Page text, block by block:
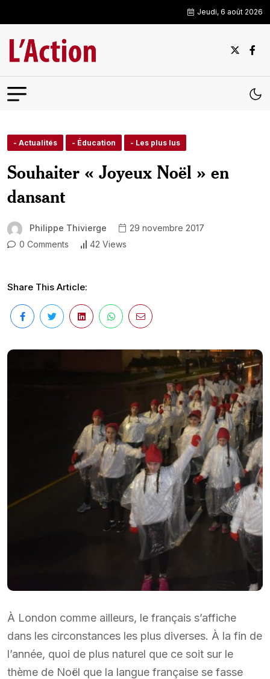
Jeudi, 6 août 2026
- Actualités - Éducation - Les plus lus
Souhaiter « Joyeux Noël » en
dansant
Philippe Thivierge
29 novembre 2017
0 Comments
42 Views
Share This Article:
À London comme ailleurs, le français s’affiche
dans les circonstances les plus diverses. À la fin de
l’année, quoi de plus naturel que ce soit sur le
thème de Noël que la langue française se fasse